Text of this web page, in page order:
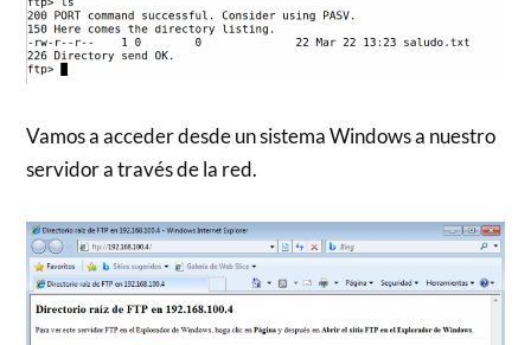
Vamos a acceder desde un sistema Windows a nuestro
servidor a través de la red.